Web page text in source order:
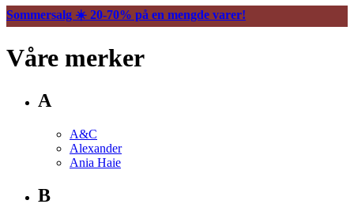
Sommersalg ☀️ 20-70% på en mengde varer!
Våre merker
A
A&C
Alexander
Ania Haie
B